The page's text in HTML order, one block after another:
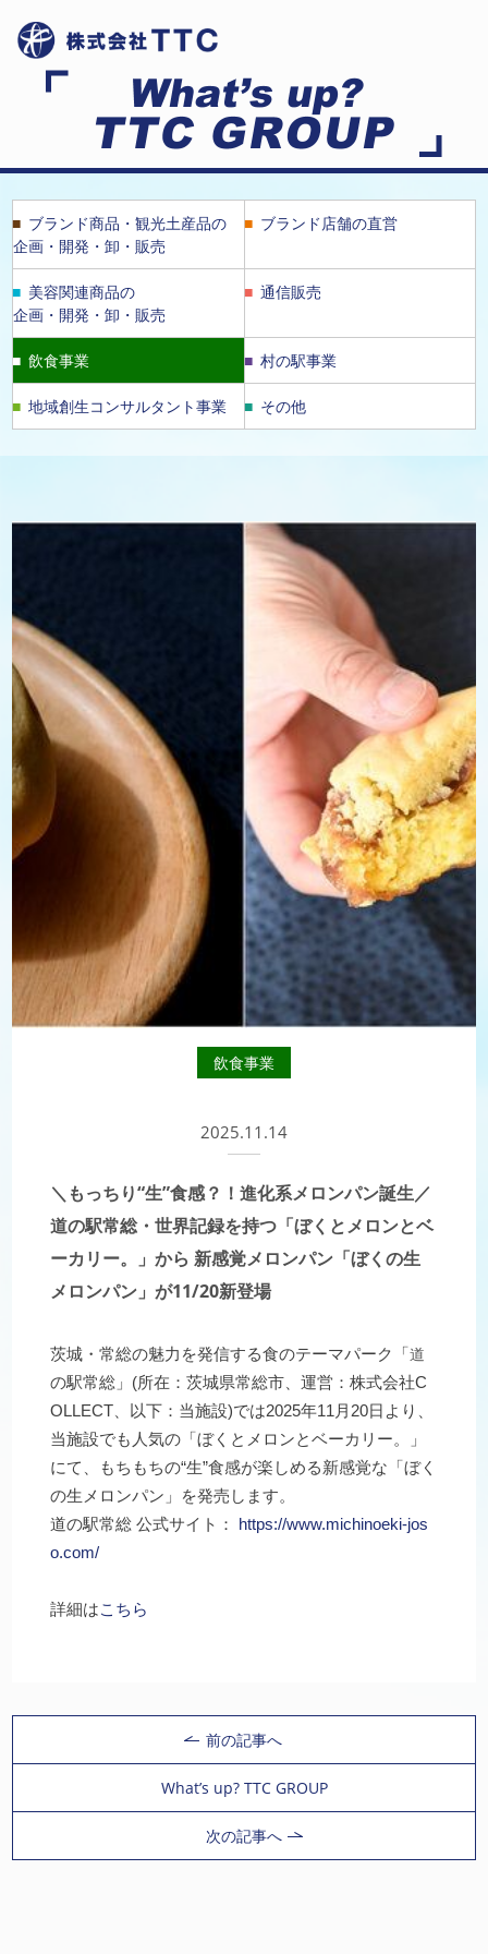
ブランド商品・観光土産品の
企画・開発・卸・販売
ブランド店舗の直営
美容関連商品の
企画・開発・卸・販売
通信販売
飲食事業 村の駅事業
地域創生コンサルタント事業 その他
飲食事業
2025.11.14
＼もっちり“生”食感？！進化系メロンパン誕生／
道の駅常総・世界記録を持つ「ぼくとメロンとベ
ーカリー。」から 新感覚メロンパン「ぼくの生
メロンパン」が11/20新登場
茨城・常総の魅力を発信する食のテーマパーク「道
の駅常総」(所在：茨城県常総市、運営：株式会社C
OLLECT、以下：当施設)では2025年11月20日より、
当施設でも人気の「ぼくとメロンとベーカリー。」
にて、もちもちの“生”食感が楽しめる新感覚な「ぼく
の生メロンパン」を発売します。
道の駅常総 公式サイト：
https://www.michinoeki-jos
o.com/
詳細はこちら
前の記事へ
What’s up? TTC GROUP
次の記事へ